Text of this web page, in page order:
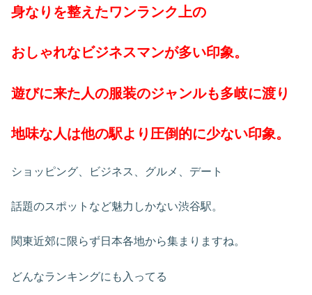
身なりを整えたワンランク上の
おしゃれなビジネスマンが多い印象。
遊びに来た人の服装のジャンルも多岐に渡り
地味な人は他の駅より圧倒的に少ない印象。
ショッピング、ビジネス、グルメ、デート
話題のスポットなど魅力しかない渋谷駅。
関東近郊に限らず日本各地から集まりますね。
どんなランキングにも入ってる